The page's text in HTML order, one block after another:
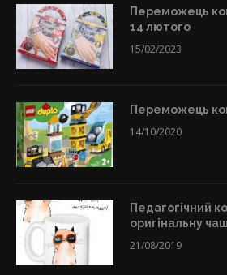
Переможець
14 лютого
15/02/2023
Переможець
14/10/2020
Педагогічний
оригінальну
21/08/2019